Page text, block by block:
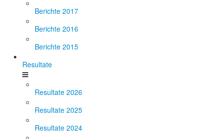
Berichte 2017
Berichte 2016
Berichte 2015
Resultate
Resultate 2026
Resultate 2025
Resultate 2024